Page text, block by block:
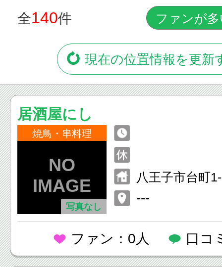
全140件
現在の位置情報を更新
居酒屋にし
焼鳥・串料理
写真なし
八王子市台町
---
ファン：0人 口コ